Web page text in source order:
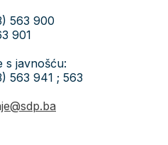
563 900
901
s javnošću:
563 941 ; 563